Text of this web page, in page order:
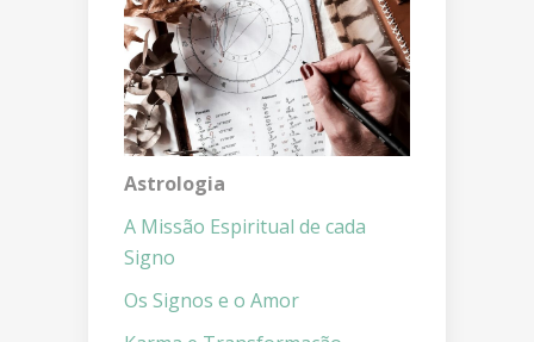
Astrologia
A Missão Espiritual de cada
Signo
Os Signos e o Amor